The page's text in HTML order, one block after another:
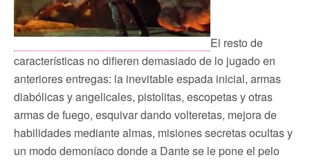
El resto de
características no difieren demasiado de lo jugado en
anteriores entregas: la inevitable espada inicial, armas
diabólicas y angelicales, pistolitas, escopetas y otras
armas de fuego, esquivar dando volteretas, mejora de
habilidades mediante almas, misiones secretas ocultas y
un modo demoníaco donde a Dante se le pone el pelo